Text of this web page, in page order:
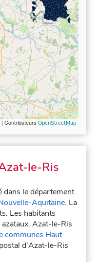
| Contributeurs OpenStreetMap
le-Ris
le département
Aquitaine. La
Les habitants
Azat-le-Ris
communes Haut
d'Azat-le-Ris